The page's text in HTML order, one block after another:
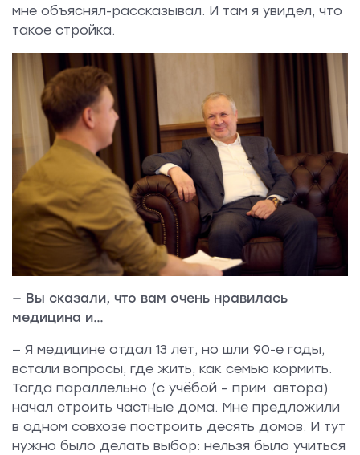
мне объяснял-рассказывал. И там я увидел, что
такое стройка.
— Вы сказали, что вам очень нравилась
медицина и…
— Я медицине отдал 13 лет, но шли 90-е годы,
встали вопросы, где жить, как семью кормить.
Тогда параллельно (с учёбой – прим. автора)
начал строить частные дома. Мне предложили
в одном совхозе построить десять домов. И тут
нужно было делать выбор: нельзя было учиться